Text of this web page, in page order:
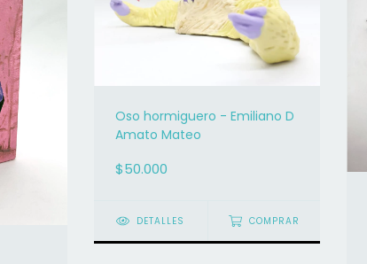
Oso hormiguero - Emiliano D
́Amato Mateo
$50.000
DETALLES COMPRAR